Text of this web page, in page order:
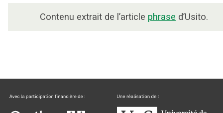
Contenu extrait de l’article phrase d’Usito.